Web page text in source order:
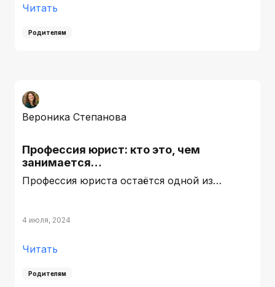
Читать
Родителям
Вероника Степанова
Профессия юрист: кто это, чем
занимается…
Профессия юриста остаётся одной из…
4 июля, 2024
Читать
Родителям